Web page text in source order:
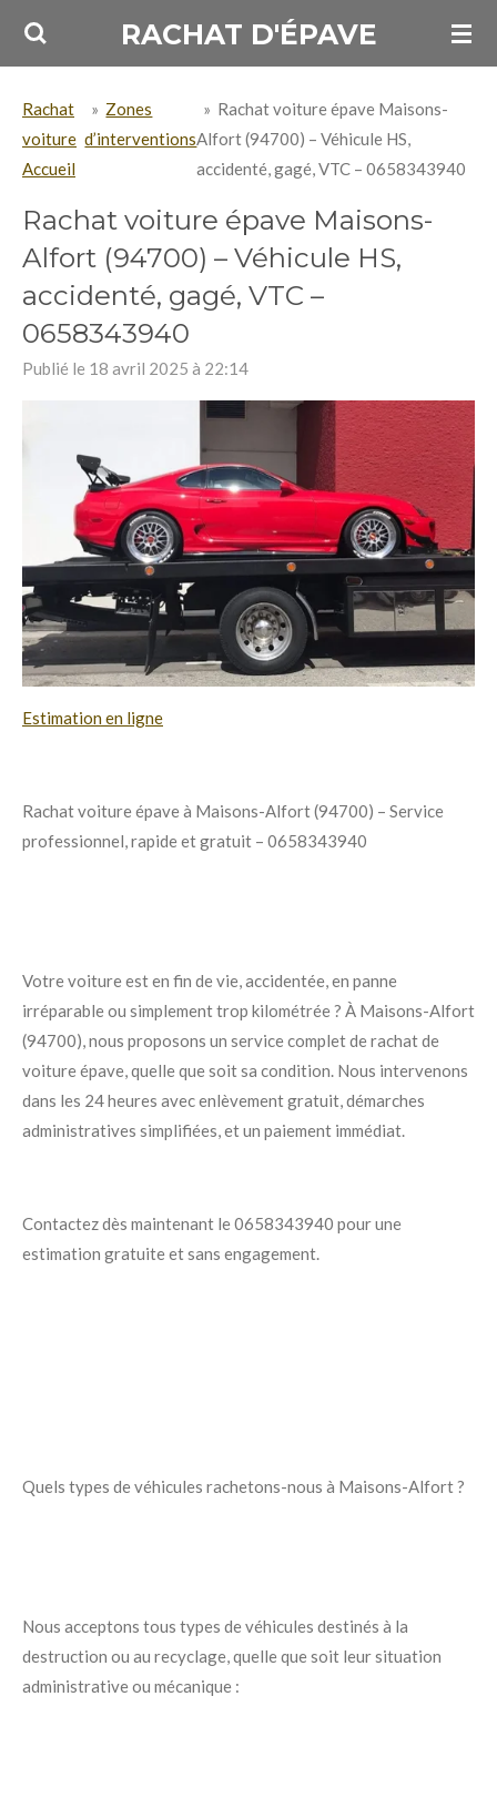
Passer
principal
RACHAT D'ÉPAVE
Rachat
voiture
Accueil
» Zones
d’interventions
» Rachat voiture épave Maisons-
Alfort (94700) – Véhicule HS,
accidenté, gagé, VTC – 0658343940
Rachat voiture épave Maisons-
Alfort (94700) – Véhicule HS,
accidenté, gagé, VTC –
0658343940
Publié le 18 avril 2025 à 22:14
Estimation en ligne
Rachat voiture épave à Maisons-Alfort (94700) – Service
professionnel, rapide et gratuit – 0658343940
Votre voiture est en fin de vie, accidentée, en panne
irréparable ou simplement trop kilométrée ? À Maisons-Alfort
(94700), nous proposons un service complet de rachat de
voiture épave, quelle que soit sa condition. Nous intervenons
dans les 24 heures avec enlèvement gratuit, démarches
administratives simplifiées, et un paiement immédiat.
Contactez dès maintenant le 0658343940 pour une
estimation gratuite et sans engagement.
Quels types de véhicules rachetons-nous à Maisons-Alfort ?
Nous acceptons tous types de véhicules destinés à la
destruction ou au recyclage, quelle que soit leur situation
administrative ou mécanique :